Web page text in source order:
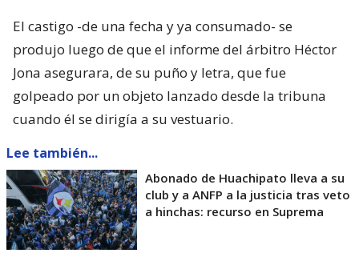
El castigo -de una fecha y ya consumado- se
produjo luego de que el informe del árbitro Héctor
Jona asegurara, de su puño y letra, que fue
golpeado por un objeto lanzado desde la tribuna
cuando él se dirigía a su vestuario.
Lee también...
Abonado de Huachipato lleva a su
club y a ANFP a la justicia tras veto
a hinchas: recurso en Suprema